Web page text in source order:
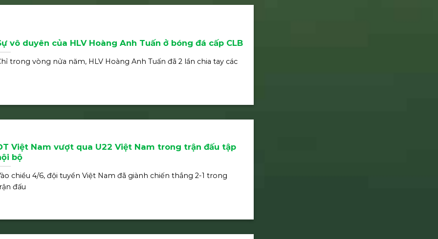
vô duyên của HLV Hoàng Anh Tuấn ở bóng đá cấp CLB
trong vòng nửa năm, HLV Hoàng Anh Tuấn đã 2 lần chia tay các
Việt Nam vượt qua U22 Việt Nam trong trận đấu tập
bộ
chiều 4/6, đội tuyển Việt Nam đã giành chiến thắng 2-1 trong
đấu